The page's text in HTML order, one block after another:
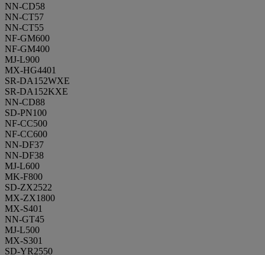
NN-CD58
NN-CT57
NN-CT55
NF-GM600
NF-GM400
MJ-L900
MX-HG4401
SR-DA152WXE
SR-DA152KXE
NN-CD88
SD-PN100
NF-CC500
NF-CC600
NN-DF37
NN-DF38
MJ-L600
MK-F800
SD-ZX2522
MX-ZX1800
MX-S401
NN-GT45
MJ-L500
MX-S301
SD-YR2550